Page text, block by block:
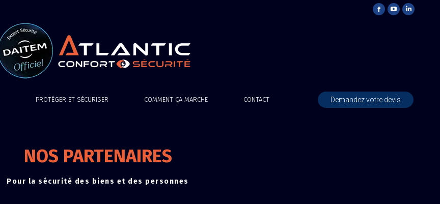
PROTÉGER ET SÉCURISER COMMENT ÇA MARCHE CONTACT Demandez votre devis
NOS PARTENAIRES
Pour la sécurité des biens et des personnes